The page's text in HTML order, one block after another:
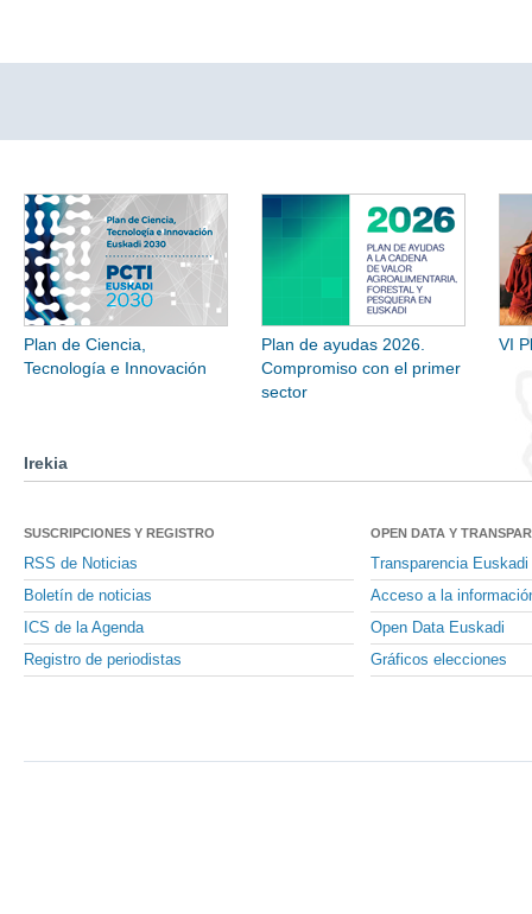
Plan de Ciencia,
Tecnología e Innovación
Plan de ayudas 2026.
Compromiso con el primer
sector
VI
Irekia
SUSCRIPCIONES Y REGISTRO
RSS de Noticias
Boletín de noticias
ICS de la Agenda
Registro de periodistas
OPEN DATA Y
Transparencia Euskadi
Acceso a la
Open Data Euskadi
Gráficos elecciones